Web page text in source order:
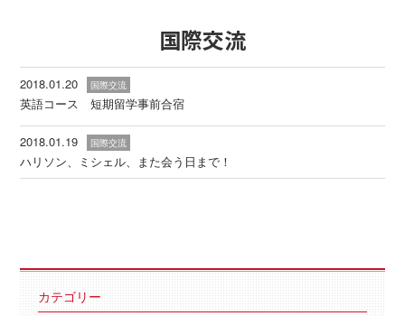
国際交流
2018.01.20 国際交流
英語コース 短期留学事前合宿
2018.01.19 国際交流
ハリソン、ミシェル、また会う日まで！
カテゴリー